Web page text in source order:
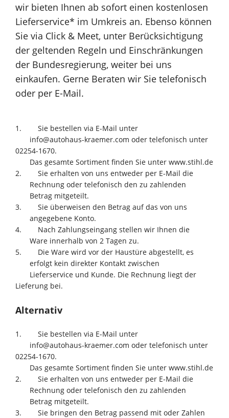
wir bieten Ihnen ab sofort einen kostenlosen
Lieferservice* im Umkreis an. Ebenso können
Sie via Click & Meet, unter Berücksichtigung
der geltenden Regeln und Einschränkungen
der Bundesregierung, weiter bei uns
einkaufen. Gerne Beraten wir Sie telefonisch
oder per E-Mail.
1. Sie bestellen via E-Mail unter
info@autohaus-kraemer.com oder telefonisch unter
02254-1670.
Das gesamte Sortiment finden Sie unter www.stihl.de
2. Sie erhalten von uns entweder per E-Mail die
Rechnung oder telefonisch den zu zahlenden
Betrag mitgeteilt.
3. Sie überweisen den Betrag auf das von uns
angegebene Konto.
4. Nach Zahlungseingang stellen wir Ihnen die
Ware innerhalb von 2 Tagen zu.
5. Die Ware wird vor der Haustüre abgestellt, es
erfolgt kein direkter Kontakt zwischen
Lieferservice und Kunde. Die Rechnung liegt der
Lieferung bei.
Alternativ
1. Sie bestellen via E-Mail unter
info@autohaus-kraemer.com oder telefonisch unter
02254-1670.
Das gesamte Sortiment finden Sie unter www.stihl.de
2. Sie erhalten von uns entweder per E-Mail die
Rechnung oder telefonisch den zu zahlenden
Betrag mitgeteilt.
3. Sie bringen den Betrag passend mit oder Zahlen